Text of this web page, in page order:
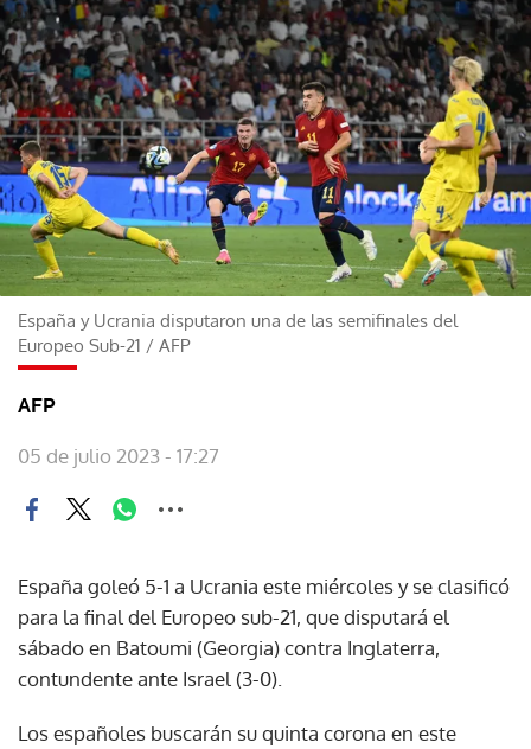
España y Ucrania disputaron una de las semifinales del
Europeo Sub-21 / AFP
AFP
05 de julio 2023 - 17:27
España goleó 5-1 a Ucrania este miércoles y se clasificó
para la final del Europeo sub-21, que disputará el
sábado en Batoumi (Georgia) contra Inglaterra,
contundente ante Israel (3-0).
Los españoles buscarán su quinta corona en este